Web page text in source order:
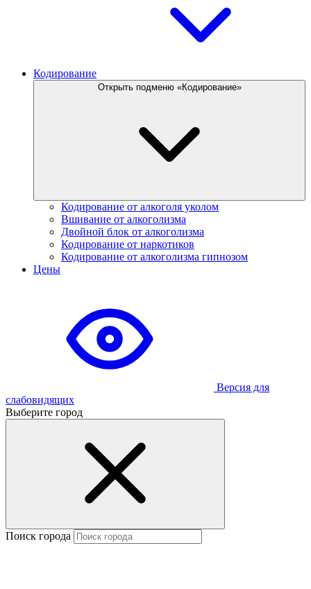
Кодирование
Открыть подменю «Кодирование»
Кодирование от алкоголя уколом
Вшивание от алкоголизма
Двойной блок от алкоголизма
Кодирование от наркотиков
Кодирование от алкоголизма гипнозом
Цены
Версия для
слабовидящих
Выберите город
Поиск города